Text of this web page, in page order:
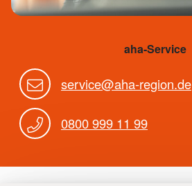
aha-Service
service@aha-region.de
0800 999 11 99